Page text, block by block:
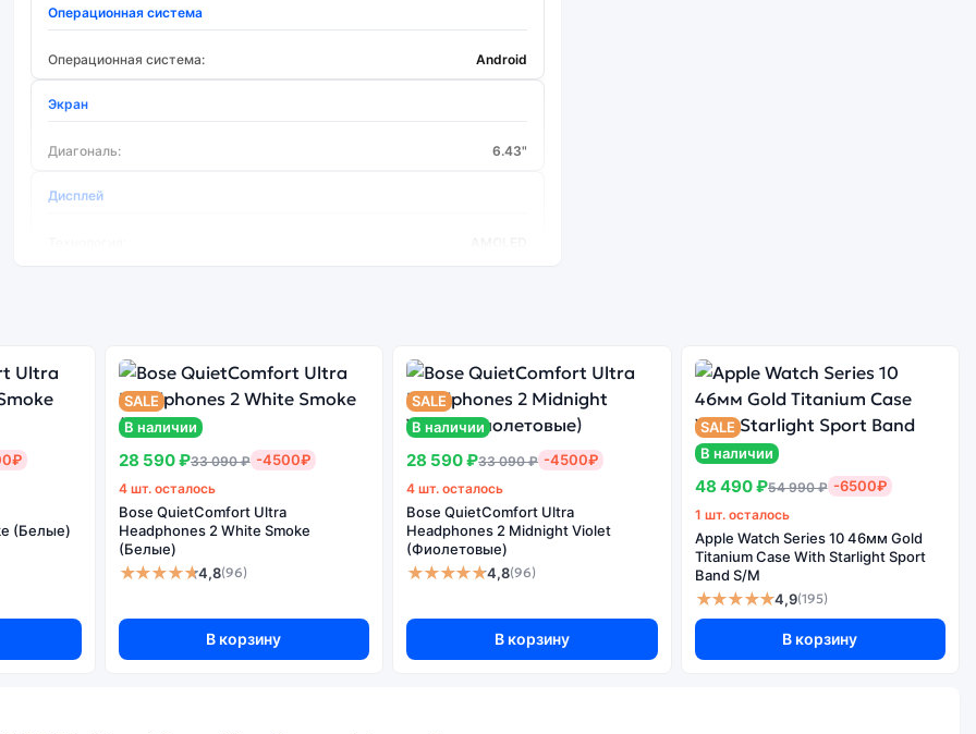
Операционная система
Операционная система: Android
Экран
Диагональ: 6.43"
Дисплей
Количество ядер: 8
(Белые)
SALE
В наличии
28 590 ₽33 090 ₽ -4500₽
4 шт. осталось
Bose QuietComfort Ultra
Headphones 2 White Smoke
(Белые)
★★★★★4,8(96)
В корзину
SALE
В наличии
28 590 ₽33 090 ₽ -4500₽
4 шт. осталось
Bose QuietComfort Ultra
Headphones 2 Midnight Violet
(Фиолетовые)
★★★★★4,8(96)
В корзину
SALE
В наличии
48 490 ₽54 990 ₽ -6500₽
1 шт. осталось
Apple Watch Series 10 46мм Gold
Titanium Case With Starlight Sport
Band S/M
★★★★★4,9(195)
В корзину